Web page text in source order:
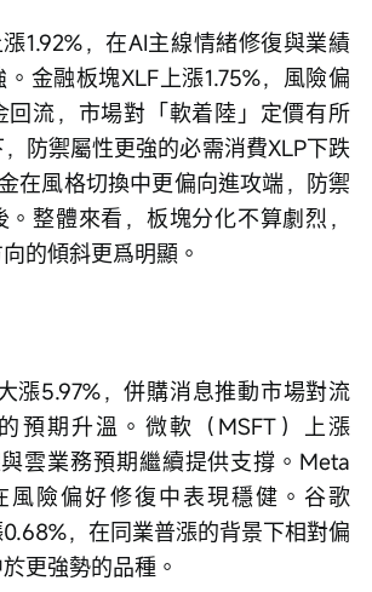
1.92%，在AI主線情緒修復與業績
金融板塊XLF上漲1.75%，風險偏
回流，市場對「軟着陸」定價有所
防禦屬性更強的必需消費XLP下跌
在風格切換中更偏向進攻端，防禦
整體來看，板塊分化不算劇烈，
的傾斜更爲明顯。
漲5.97%，併購消息推動市場對流
預期升溫。微軟（MSFT）上漲
雲業務預期繼續提供支撐。Meta
風險偏好修復中表現穩健。谷歌
0.68%，在同業普漲的背景下相對偏
更強勢的品種。